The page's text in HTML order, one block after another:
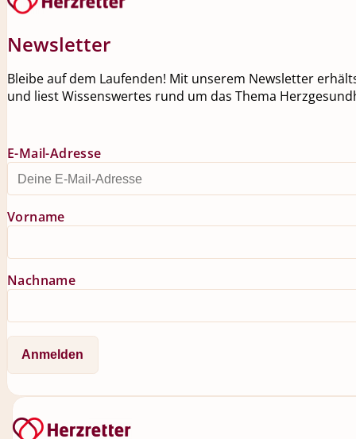
Newsletter
Bleibe auf dem Laufenden! Mit unserem Newsletter
und liest Wissenswertes rund um das Thema
E-Mail-Adresse
Vorname
Nachname